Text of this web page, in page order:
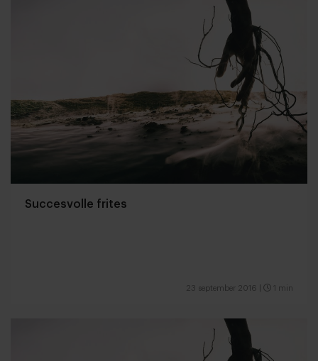
Succesvolle frites
23 september 2016 1 min